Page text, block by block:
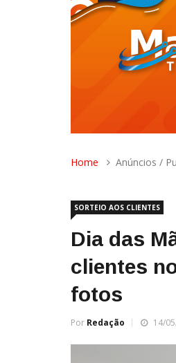
Home Anúncios /
SORTEIO AOS CLIENTES
Dia das
clientes
fotos
Por Redação 14/